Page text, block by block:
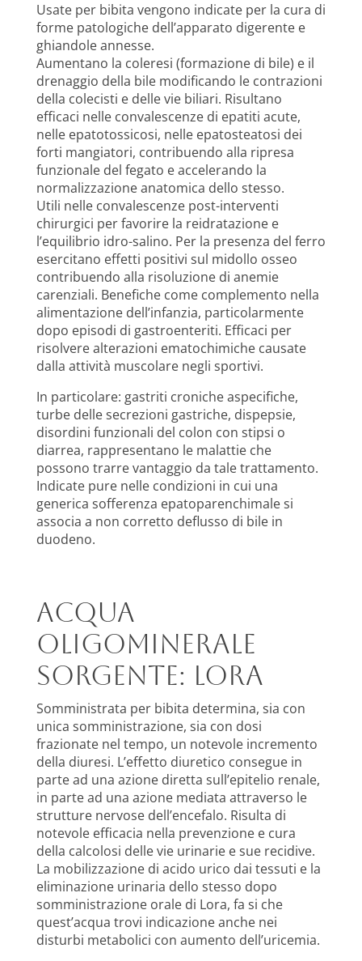
Usate per bibita vengono indicate per la cura di
forme patologiche dell’apparato digerente e
ghiandole annesse.
Aumentano la coleresi (formazione di bile) e il
drenaggio della bile modificando le contrazioni
della colecisti e delle vie biliari. Risultano
efficaci nelle convalescenze di epatiti acute,
nelle epatotossicosi, nelle epatosteatosi dei
forti mangiatori, contribuendo alla ripresa
funzionale del fegato e accelerando la
normalizzazione anatomica dello stesso.
Utili nelle convalescenze post-interventi
chirurgici per favorire la reidratazione e
l’equilibrio idro-salino. Per la presenza del ferro
esercitano effetti positivi sul midollo osseo
contribuendo alla risoluzione di anemie
carenziali. Benefiche come complemento nella
alimentazione dell’infanzia, particolarmente
dopo episodi di gastroenteriti. Efficaci per
risolvere alterazioni ematochimiche causate
dalla attività muscolare negli sportivi.
In particolare: gastriti croniche aspecifiche,
turbe delle secrezioni gastriche, dispepsie,
disordini funzionali del colon con stipsi o
diarrea, rappresentano le malattie che
possono trarre vantaggio da tale trattamento.
Indicate pure nelle condizioni in cui una
generica sofferenza epatoparenchimale si
associa a non corretto deflusso di bile in
duodeno.
Acqua
oligominerale
sorgente: Lora
Somministrata per bibita determina, sia con
unica somministrazione, sia con dosi
frazionate nel tempo, un notevole incremento
della diuresi. L’effetto diuretico consegue in
parte ad una azione diretta sull’epitelio renale,
in parte ad una azione mediata attraverso le
strutture nervose dell’encefalo. Risulta di
notevole efficacia nella prevenzione e cura
della calcolosi delle vie urinarie e sue recidive.
La mobilizzazione di acido urico dai tessuti e la
eliminazione urinaria dello stesso dopo
somministrazione orale di Lora, fa si che
quest’acqua trovi indicazione anche nei
disturbi metabolici con aumento dell’uricemia.